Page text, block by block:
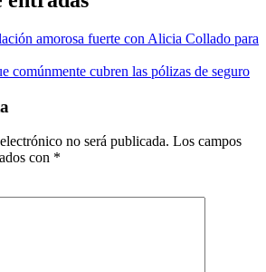
amorosa fuerte con Alicia Collado para
comúnmente cubren las pólizas de seguro
no será publicada. Los campos
con *